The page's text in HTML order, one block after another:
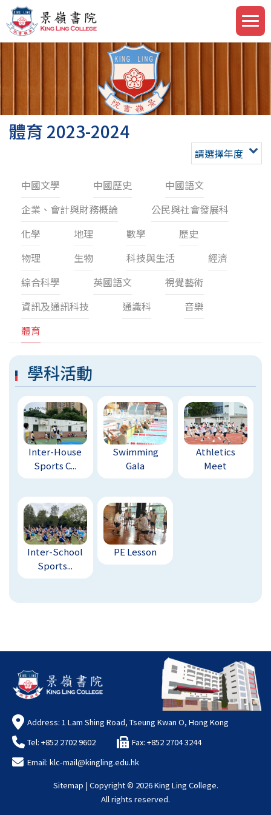
體育 2023-2024
請選擇年度
中國文學 中國歷史
中國語文
企業、會計與財務概論
公民與社會發展科
化學
地理 數學
歷史
物理
生物 科技與生活
經濟
綜合科學
英國語文
視覺藝術
資訊及通訊科技
通識科
音樂
體育
學科活動
Inter-House
Sports C...
Swimming
Gala
Athletics
Meet
Inter-School
Sports...
PE Lesson
Address: 1 Lam Shing Road, Tseung Kwan O, Hong Kong
Tel: +852 2702 9602
Fax: +852 2704 3244
Email: klc-mail@kingling.edu.hk
Sitemap | Copyright © 2026 King Ling College.
All rights reserved.